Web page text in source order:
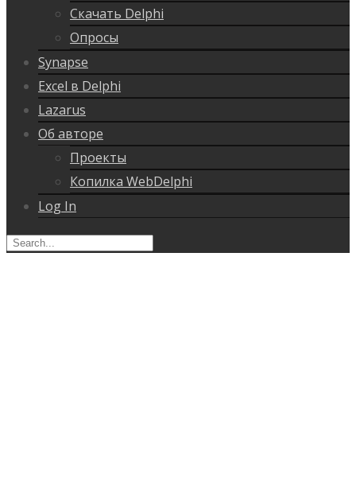
Скачать Delphi
Опросы
Synapse
Excel в Delphi
Lazarus
Об авторе
Проекты
Копилка WebDelphi
Log In